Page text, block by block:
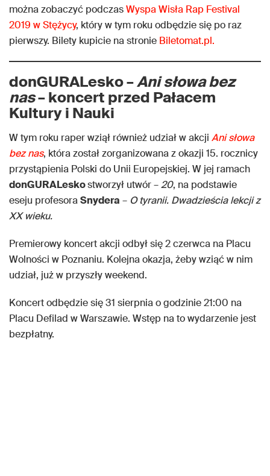
można zobaczyć podczasWyspa Wisła Rap Festival
2019 w Stężycy, który w tym roku odbędzie się po raz
pierwszy. Bilety kupicie na stronie Biletomat.pl.
donGURALesko –Ani słowa bez
nas– koncert przed Pałacem
Kultury i Nauki
W tym roku raper wziął również udział w akcji Ani słowa
bez nas, która został zorganizowana z okazji 15. rocznicy
przystąpienia Polski do Unii Europejskiej. W jej ramach
donGURALeskostworzył utwór –20, na podstawie
eseju profesoraSnydera – O tyranii. Dwadzieścia lekcji z
XX wieku.
Premierowy koncert akcji odbył się 2 czerwca na Placu
Wolności w Poznaniu. Kolejna okazja, żeby wziąć w nim
udział, już w przyszły weekend.
Koncert odbędzie się 31 sierpnia o godzinie 21:00 na
Placu Defilad w Warszawie. Wstęp na to wydarzenie jest
bezpłatny.